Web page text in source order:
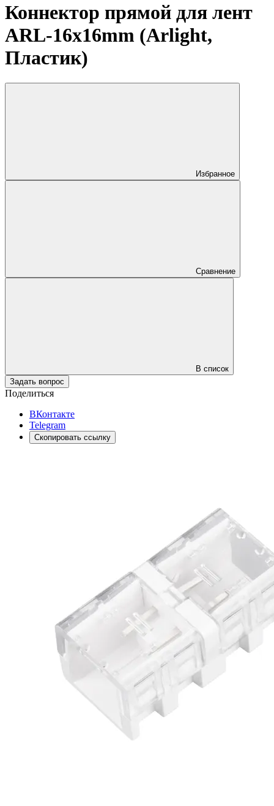
Коннектор прямой для лент
ARL-16x16mm (Arlight,
Пластик)
Избранное
Сравнение
В список
Задать вопрос
Поделиться
ВКонтакте
Telegram
Скопировать ссылку